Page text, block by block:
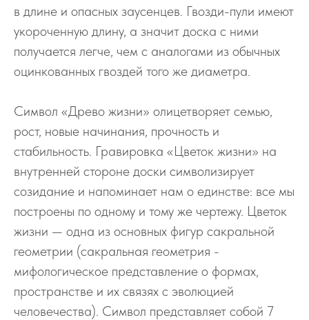
в длине и опасных заусенцев. Гвозди-пули имеют
укороченную длину, а значит доска с ними
получается легче, чем с аналогами из обычных
оцинкованных гвоздей того же диаметра.
Символ «Древо жизни» олицетворяет семью,
рост, новые начинания, прочность и
стабильность. Гравировка «Цветок жизни» на
внутренней стороне доски символизирует
созидание и напоминает нам о единстве: все мы
построены по одному и тому же чертежу. Цветок
жизни — одна из основных фигур сакральной
геометрии (сакральная геометрия -
мифологическое представление о формах,
пространстве и их связях с эволюцией
человечества). Символ представляет собой 7